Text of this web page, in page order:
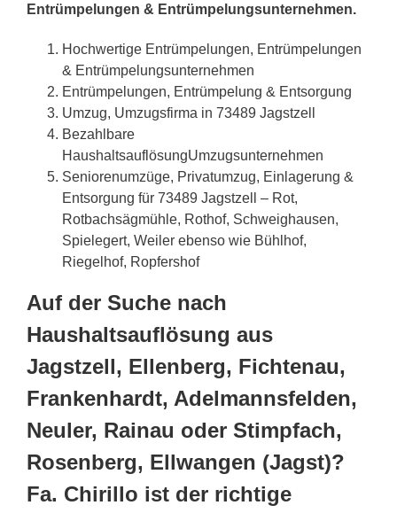
Entrümpelungen & Entrümpelungsunternehmen.
Hochwertige Entrümpelungen, Entrümpelungen
& Entrümpelungsunternehmen
Entrümpelungen, Entrümpelung & Entsorgung
Umzug, Umzugsfirma in 73489 Jagstzell
Bezahlbare
HaushaltsauflösungUmzugsunternehmen
Seniorenumzüge, Privatumzug, Einlagerung &
Entsorgung für 73489 Jagstzell – Rot,
Rotbachsägmühle, Rothof, Schweighausen,
Spielegert, Weiler ebenso wie Bühlhof,
Riegelhof, Ropfershof
Auf der Suche nach
Haushaltsauflösung aus
Jagstzell, Ellenberg, Fichtenau,
Frankenhardt, Adelmannsfelden,
Neuler, Rainau oder Stimpfach,
Rosenberg, Ellwangen (Jagst)?
Fa. Chirillo ist der richtige